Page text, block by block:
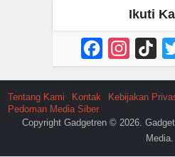
Ikuti
Facebook
Tentang Kami Kontak Kebijakan
Pedoman Media Siber
Copyright Gadgetren © 2026.
Media.